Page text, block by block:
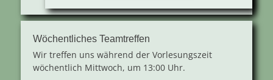
Wöchentliches Teamtreffen
Wir treffen uns während der Vorlesungszeit
wöchentlich Mittwoch, um 13:00 Uhr.